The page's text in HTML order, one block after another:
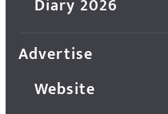
Diary 2026
Advertise
Website